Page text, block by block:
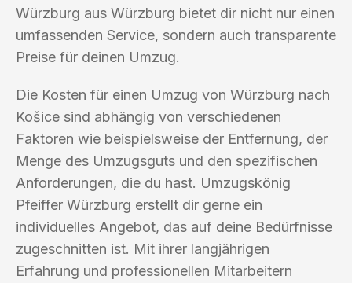
Würzburg aus Würzburg bietet dir nicht nur einen
umfassenden Service, sondern auch transparente
Preise für deinen Umzug.
Die Kosten für einen Umzug von Würzburg nach
Košice sind abhängig von verschiedenen
Faktoren wie beispielsweise der Entfernung, der
Menge des Umzugsguts und den spezifischen
Anforderungen, die du hast. Umzugskönig
Pfeiffer Würzburg erstellt dir gerne ein
individuelles Angebot, das auf deine Bedürfnisse
zugeschnitten ist. Mit ihrer langjährigen
Erfahrung und professionellen Mitarbeitern